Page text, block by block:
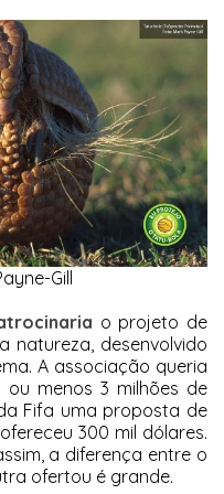
Gill
o projeto de
natureza, desenvolvido
A associação queria
ou menos 3 milhões de
Fifa uma proposta de
300 mil dólares.
a diferença entre o
ofertou é grande.